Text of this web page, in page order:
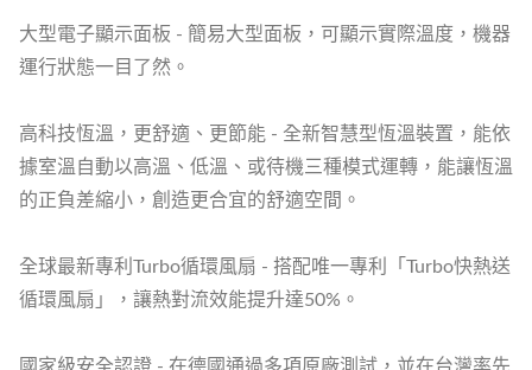
大型電子顯示面板 - 簡易大型面板，可顯示實際溫度，機器
運行狀態一目了然。
高科技恆溫，更舒適、更節能 - 全新智慧型恆溫裝置，能依
據室溫自動以高溫、低溫、或待機三種模式運轉，能讓恆溫
的正負差縮小，創造更合宜的舒適空間。
全球最新專利Turbo循環風扇 - 搭配唯一專利「Turbo快熱送
循環風扇」，讓熱對流效能提升達50%。
國家級安全認證 - 在德國通過多項原廠測試，並在台灣率先